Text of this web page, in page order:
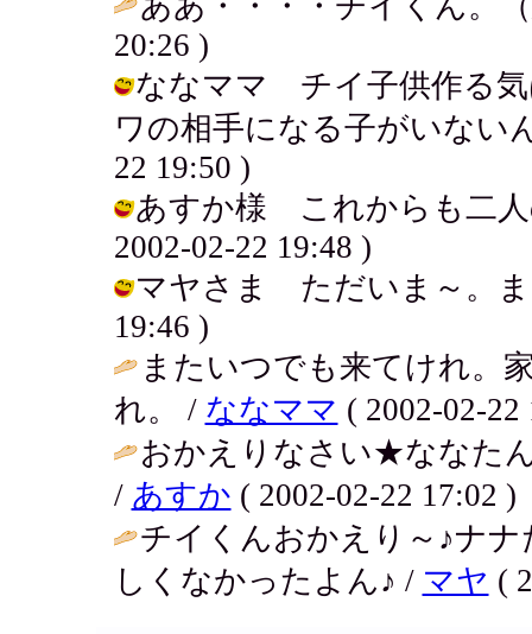
20:26 )
ななママ チイ子供作る気
ワの相手になる子がいない
22 19:50 )
あすか様 これからも二人
2002-02-22 19:48 )
マヤさま ただいま～。ま
19:46 )
またいつでも来てけれ。
れ。 / ななママ ( 2002-02-22
おかえりなさい★ななた
/ あすか ( 2002-02-22 17:02 )
チイくんおかえり～♪ナ
しくなかったよん♪ / マヤ (